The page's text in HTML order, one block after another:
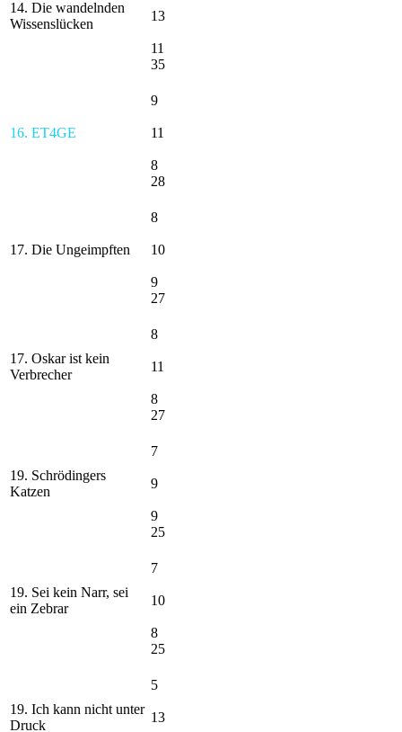
14. Die wandelnden
Wissenslücken
13
11
35
16. ET4GE
9
11
8
28
17. Die Ungeimpften
8
10
9
27
17. Oskar ist kein
Verbrecher
8
11
8
27
19. Schrödingers
Katzen
7
9
9
25
19. Sei kein Narr, sei
ein Zebrar
7
10
8
25
19. Ich kann nicht unter
Druck
5
13